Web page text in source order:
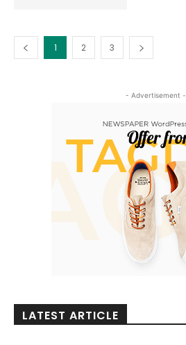
1 2 3
- Advertisement -
LATEST ARTICLE